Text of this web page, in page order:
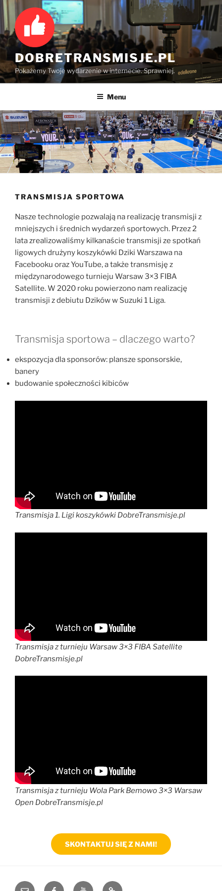
Przejdź
do
treści
DOBRETRANSMISJE.PL
Pokażemy Twoje wydarzenie w internecie. Sprawniej.
Menu
TRANSMISJA SPORTOWA
Nasze technologie pozwalają na realizację transmisji z
mniejszych i średnich wydarzeń sportowych. Przez 2
lata zrealizowaliśmy kilkanaście transmisji ze spotkań
ligowych drużyny koszykówki Dziki Warszawa na
Facebooku oraz YouTube, a także transmisję z
międzynarodowego turnieju Warsaw 3×3 FIBA
Satellite. W 2020 roku powierzono nam realizację
transmisji z debiutu Dzików w Suzuki 1 Liga.
Transmisja sportowa – dlaczego warto?
ekspozycja dla sponsorów: plansze sponsorskie,
banery
budowanie społeczności kibiców
Transmisja 1. Ligi koszykówki DobreTransmisje.pl
Transmisja z turnieju Warsaw 3×3 FIBA Satellite
DobreTransmisje.pl
Transmisja z turnieju Wola Park Bemowo 3×3 Warsaw
Open DobreTransmisje.pl
SKONTAKTUJ SIĘ Z NAMI!
e- FacebookYouTubeBlog